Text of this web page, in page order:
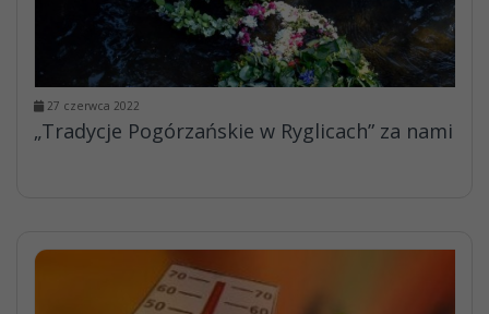
27 czerwca 2022
„Tradycje Pogórzańskie w Ryglicach” za nami